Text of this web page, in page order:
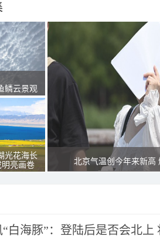
鳞云景观
光花海长
亮画卷
北京气温创今年来新高
“白海豚”：登陆后是否会北上